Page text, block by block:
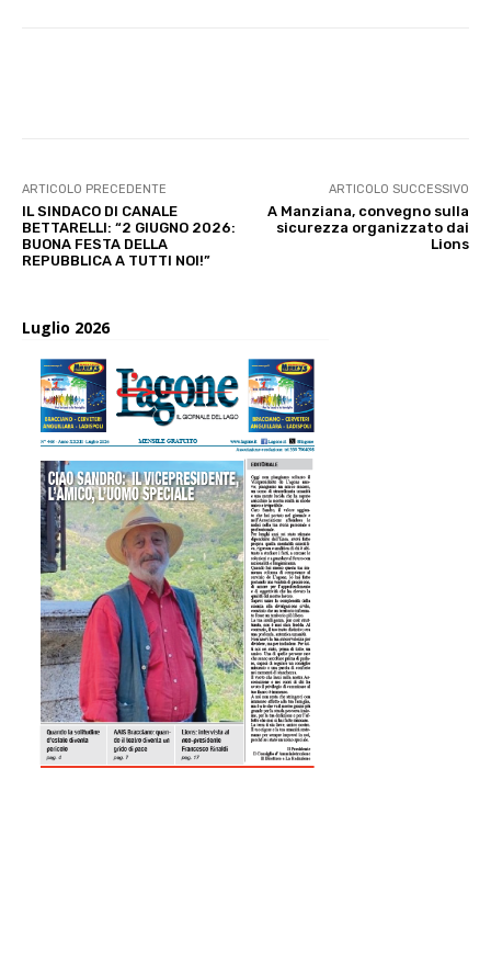
ARTICOLO PRECEDENTE
IL SINDACO DI CANALE
BETTARELLI: “2 GIUGNO 2026:
BUONA FESTA DELLA
REPUBBLICA A TUTTI NOI!”
ARTICOLO SUCCESSIVO
A Manziana, convegno sulla
sicurezza organizzato dai
Lions
Luglio 2026